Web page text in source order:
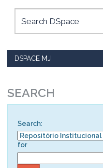
DSPACE MJ
SEARCH
Search:
for